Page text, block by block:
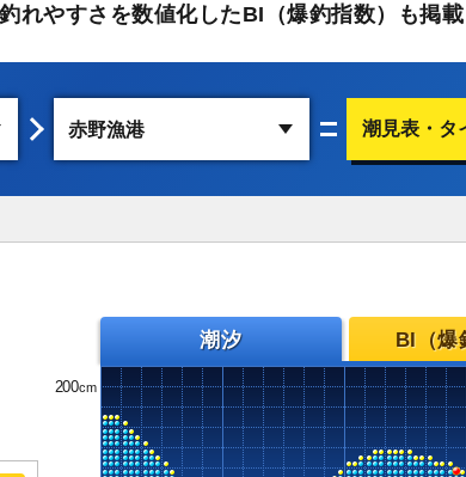
れやすさを数値化したBI（爆釣指数）も掲載
潮見表・タ
潮汐 BI（爆
200